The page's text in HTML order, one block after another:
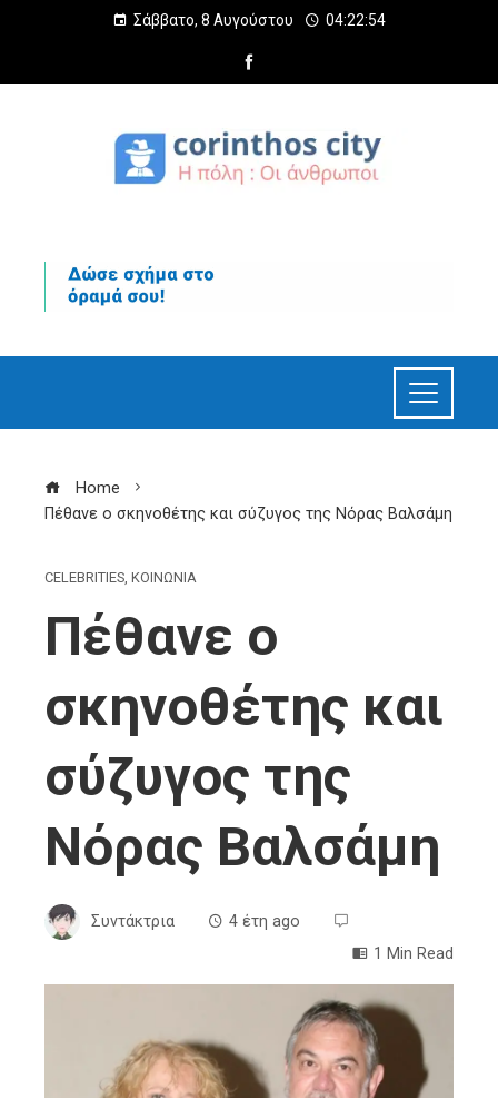
Σάββατο, 8 Αυγούστου 04:22:55
Home
Πέθανε ο σκηνοθέτης και σύζυγος της Νόρας Βαλσάμη
CELEBRITIES, ΚΟΙΝΩΝΙΑ
Πέθανε ο
σκηνοθέτης και
σύζυγος της
Νόρας Βαλσάμη
Συντάκτρια
4 έτη ago
1 Min Read